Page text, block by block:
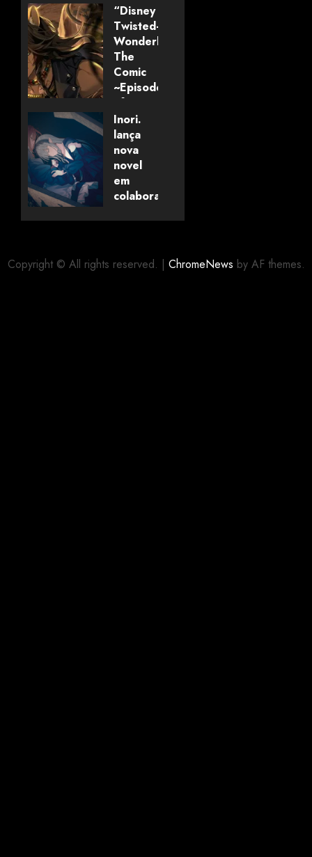
“Disney
Twisted-
Wonderland:
The
Comic
~Episode
of
Savanaclaw~”
anunciado
pela
Universo
dos
Livros
Inori.
lança
nova
novel
em
colaboração
Copyright © All rights reserved. | ChromeNews by AF themes.